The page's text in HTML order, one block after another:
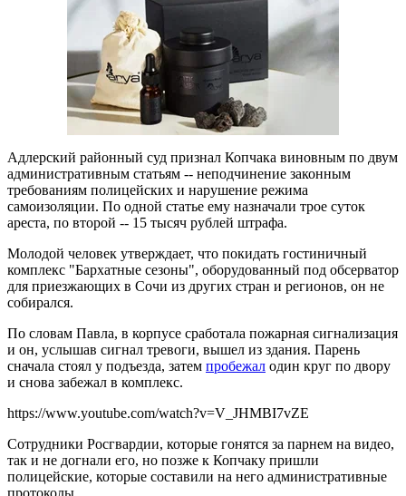
Адлерский районный суд признал Копчака виновным по двум
административным статьям -- неподчинение законным
требованиям полицейских и нарушение режима
самоизоляции. По одной статье ему назначали трое суток
ареста, по второй -- 15 тысяч рублей штрафа.
Молодой человек утверждает, что покидать гостиничный
комплекс "Бархатные сезоны", оборудованный под обсерватор
для приезжающих в Сочи из других стран и регионов, он не
собирался.
По словам Павла, в корпусе сработала пожарная сигнализация
и он, услышав сигнал тревоги, вышел из здания. Парень
сначала стоял у подъезда, затем пробежал один круг по двору
и снова забежал в комплекс.
https://www.youtube.com/watch?v=V_JHMBI7vZE
Сотрудники Росгвардии, которые гонятся за парнем на видео,
так и не догнали его, но позже к Копчаку пришли
полицейские, которые составили на него административные
протоколы.